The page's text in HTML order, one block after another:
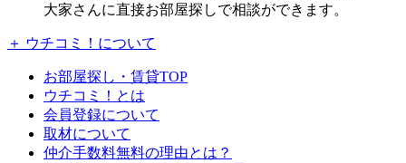
大家さんに直接お部屋探しで相談ができます。
＋ ウチコミ！について
お部屋探し・賃貸TOP
ウチコミ！とは
会員登録について
取材について
仲介手数料無料の理由とは？